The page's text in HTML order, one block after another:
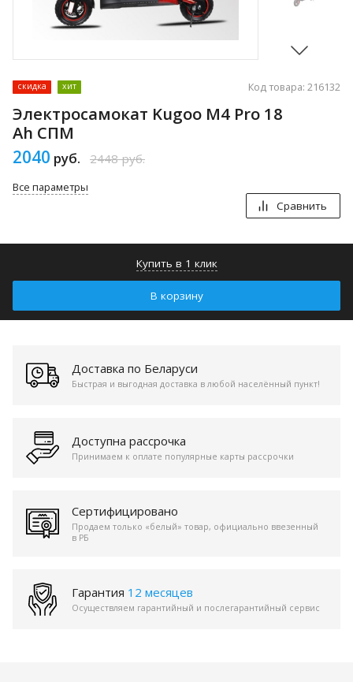
скидка хит Код товара: 216132
Электросамокат Kugoo M4 Pro 18
Ah СПМ
2040 руб. 2448руб.
Все параметры
Сравнить
Купить в 1 клик
В корзину
Доставка по Беларуси
Быстрая и выгодная доставка в любой населённый пункт!
Доступна рассрочка
Принимаем к оплате популярные карты рассрочки
Сертифицировано
Продаем только «белый» товар, официально ввезенный
в РБ
Гарантия 12 месяцев
Осуществляем гарантийный и послегарантийный сервис